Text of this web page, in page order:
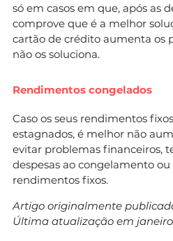
só em casos em que, após as
comprove que é a melhor
cartão de crédito aumenta os
não os soluciona.
Rendimentos congelados
Caso os seus rendimentos
estagnados, é melhor não
evitar problemas financeiros,
despesas ao congelamento
rendimentos fixos.
Artigo originalmente
Última atualização em